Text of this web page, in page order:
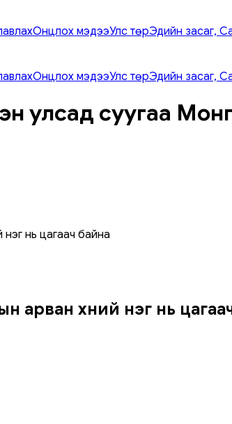
Онцлох мэдээУлс төрЭдийн засаг,
Онцлох мэдээУлс төрЭдийн засаг,
улсад суугаа
нь цагаач байна
арван хүний нэг нь